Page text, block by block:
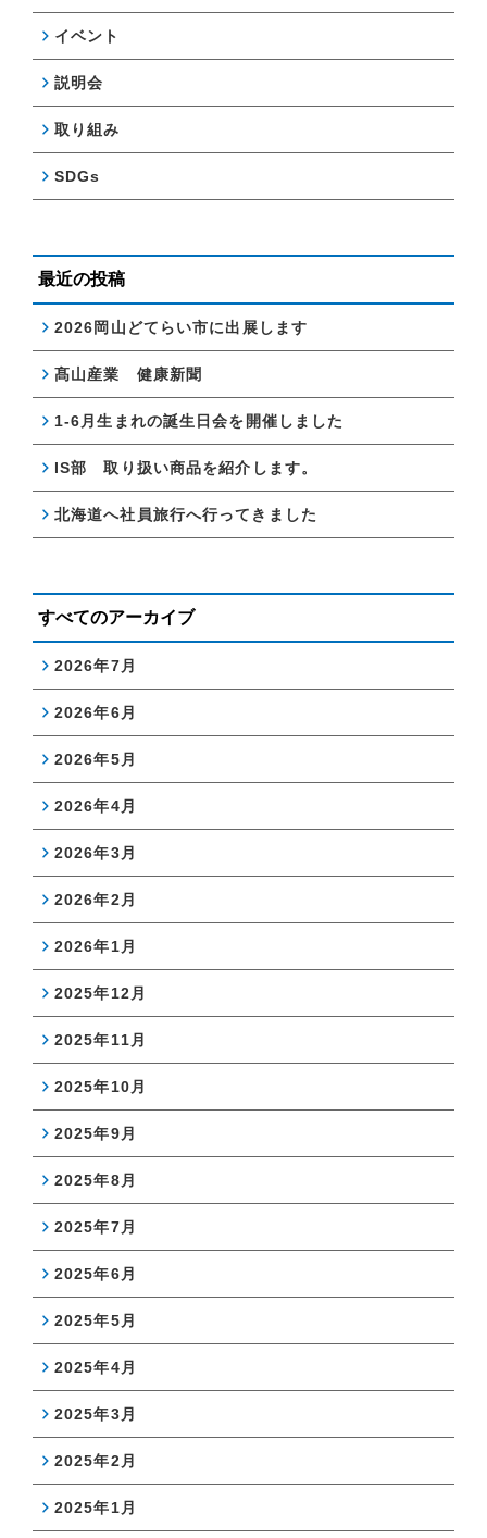
イベント
説明会
取り組み
SDGs
最近の投稿
2026岡山どてらい市に出展します
髙山産業 健康新聞
1-6月生まれの誕生日会を開催しました
IS部 取り扱い商品を紹介します。
北海道へ社員旅行へ行ってきました
すべてのアーカイブ
2026年7月
2026年6月
2026年5月
2026年4月
2026年3月
2026年2月
2026年1月
2025年12月
2025年11月
2025年10月
2025年9月
2025年8月
2025年7月
2025年6月
2025年5月
2025年4月
2025年3月
2025年2月
2025年1月